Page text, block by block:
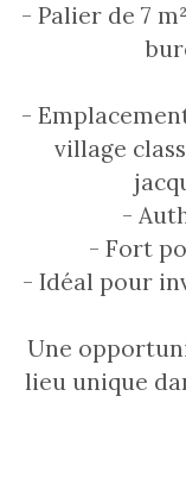
- Palier de 7
-
village
-
- Fort
- Idéal pour
Une
lieu unique